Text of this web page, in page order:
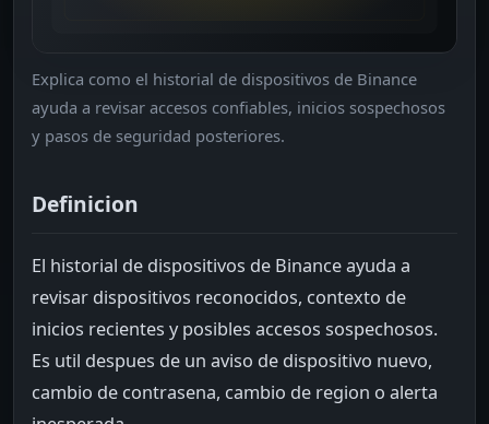
Explica como el historial de dispositivos de Binance
ayuda a revisar accesos confiables, inicios sospechosos
y pasos de seguridad posteriores.
Definicion
El historial de dispositivos de Binance ayuda a
revisar dispositivos reconocidos, contexto de
inicios recientes y posibles accesos sospechosos.
Es util despues de un aviso de dispositivo nuevo,
cambio de contrasena, cambio de region o alerta